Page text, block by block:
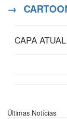
→
CAPA ATUAL
Últimas Notícias